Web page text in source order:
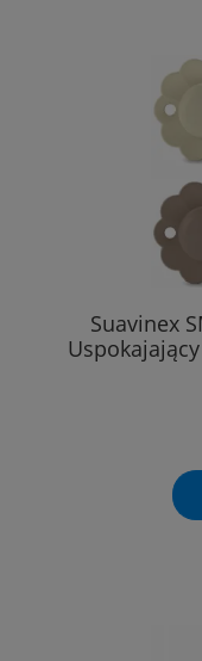
Suavinex
Uspokajający